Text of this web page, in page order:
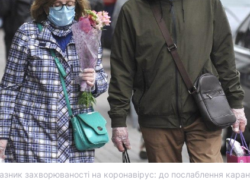
захворюваності на коронавірус: до послаблення